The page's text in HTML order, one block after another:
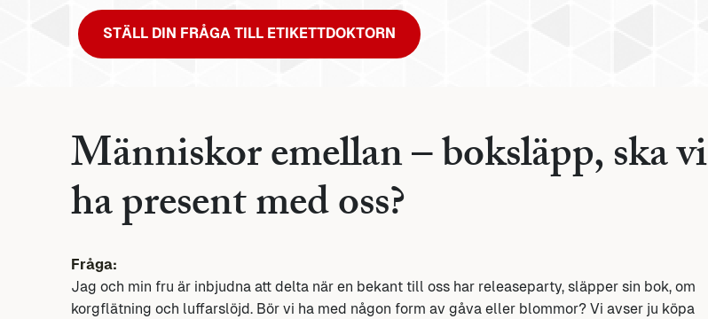
STÄLL DIN FRÅGA TILL ETIKETTDOKTORN
Människor emellan – boksläpp, ska vi
ha present med oss?
Fråga:
Jag och min fru är inbjudna att delta när en bekant till oss har releaseparty, släpper sin bok, om
korgflätning och luffarslöjd. Bör vi ha med någon form av gåva eller blommor? Vi avser ju köpa